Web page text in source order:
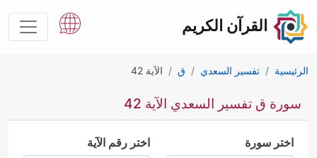
القرآن الكريم
الرئيسية تفسير السعدي ق الآية 42
سورة ق تفسير السعدي الآية 42
اختر سورة اختر رقم الآية